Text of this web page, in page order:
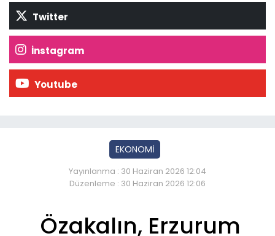
Twitter
İnstagram
Youtube
EKONOMİ
Yayınlanma : 30 Haziran 2026 12:04
Düzenleme : 30 Haziran 2026 12:06
Özakalın, Erzurum